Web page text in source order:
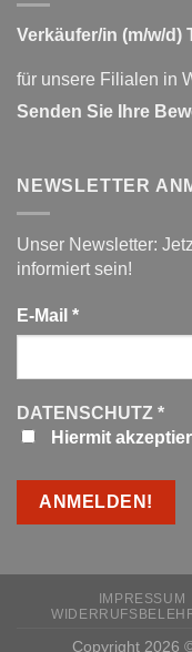
Verkäufer/in (m/w/d)
für unsere Filialen in
Senden Sie Ihre
NEWSLETTER
Unser Newsletter:
informiert sein!
E-Mail *
DATENSCHUTZ *
Hiermit
IMPRESSUM
Copyright 2026